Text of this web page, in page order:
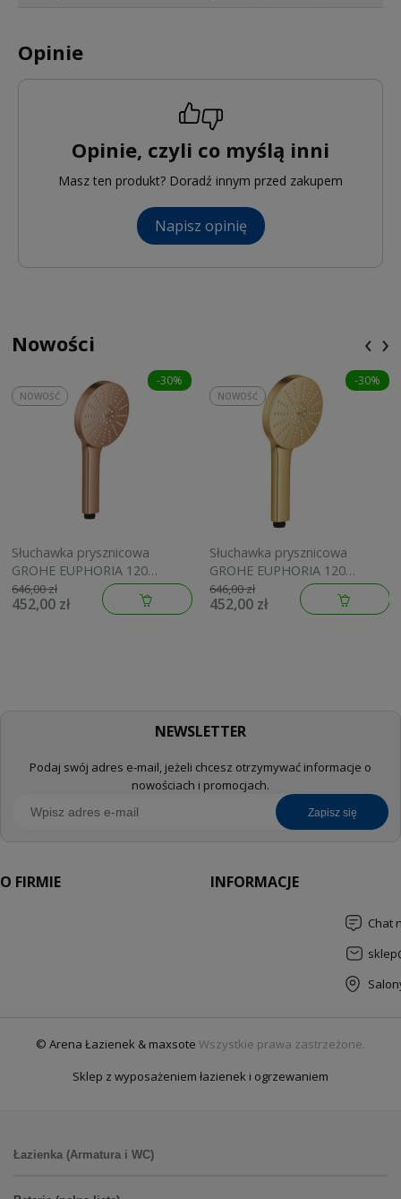
Opinie
Opinie, czyli co myślą inni
Masz ten produkt? Doradź innym przed zakupem
Napisz opinię
Nowości
-30%
Słuchawka prysznicowa
GROHE EUPHORIA 120
brushed warm sunset
134883DL00
646,00 zł
452,00 zł
NOWOŚĆ
-30%
Słuchawka prysznicowa
GROHE EUPHORIA 120
brushed cool sunrise
134883GN00
646,00 zł
452,00 zł
NOWOŚĆ
‹ ›
NEWSLETTER
Podaj swój adres e-mail, jeżeli chcesz otrzymywać informacje o
nowościach i promocjach.
zapisz się
O FIRMIE INFORMACJE
Chat
© Arena Łazienek & maxsote Wszystkie prawa zastrzeżone.
Sklep z wyposażeniem łazienek i ogrzewaniem
Łazienka (Armatura i WC)